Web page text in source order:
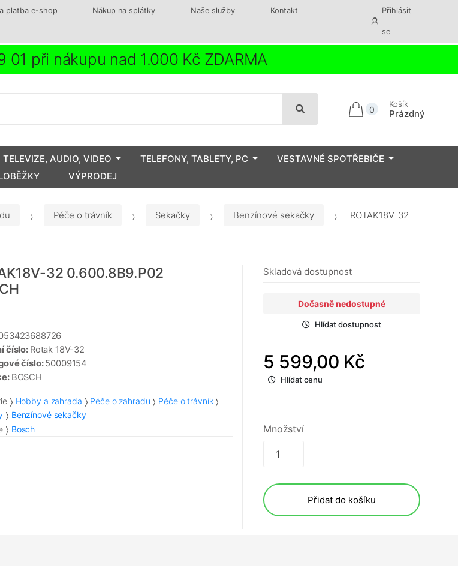
platba e-shop Nákup na splátky Naše služby Kontakt Přihlásit
se
01 při nákupu nad 1.000 Kč ZDARMA
0
Košík
Prázdný
TELEVIZE, AUDIO, VIDEO TELEFONY, TABLETY, PC
VESTAVNÉ SPOTŘEBIČE
VÝPRODEJ
Péče o trávník Sekačky Benzínové sekačky
ROTAK18V-32
32 0.600.8B9.P02
číslo: Rotak 18V-32
číslo:50009154
BOSCH
Hobby a zahrada Péče o zahradu
Péče o trávník
Benzínové sekačky
Bosch
Skladová dostupnost
Dočasně nedostupné
Hlídat dostupnost
5 599,00 Kč
Hlídat cenu
Množství
Přidat do košíku